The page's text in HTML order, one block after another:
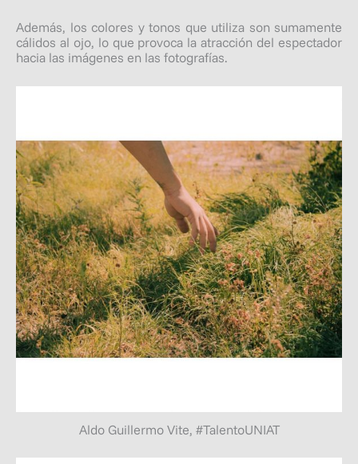
Además, los colores y tonos que utiliza son sumamente
cálidos al ojo, lo que provoca la atracción del espectador
hacia las imágenes en las fotografías.
Aldo Guillermo Vite, #TalentoUNIAT